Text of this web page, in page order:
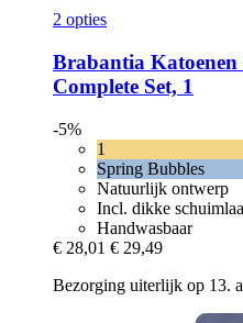
2 opties
Brabantia
Complete Set, 1
-5%
1
Spring Bubbles
Natuurlijk ontwerp
Incl. dikke
Handwasbaar
€ 28,01 € 29,49
Bezorging uiterlijk op 13.